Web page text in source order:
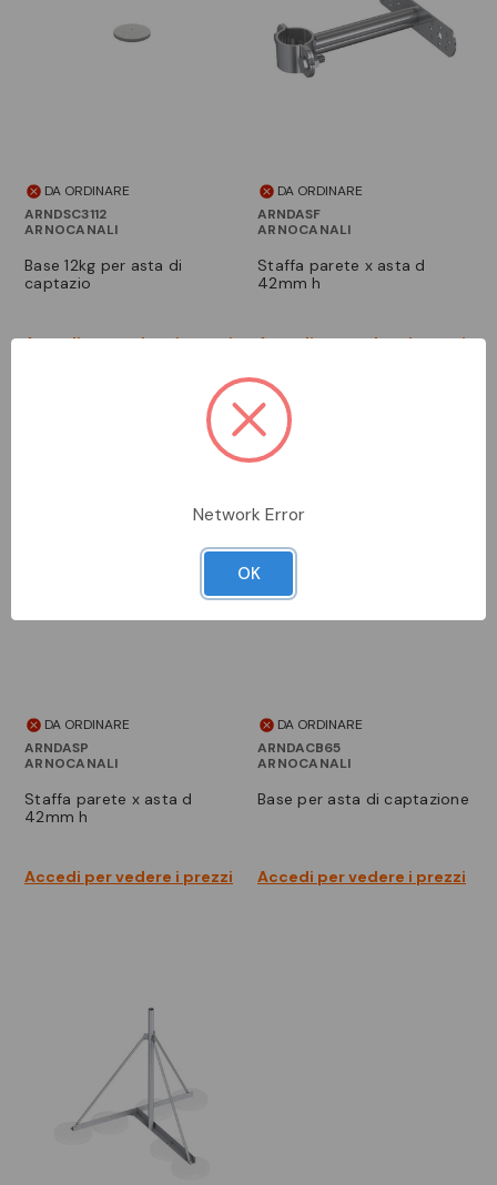
DA ORDINARE
ARNDSC3112
ARNOCANALI
base 12kg per asta di
captazio
Accedi per vedere i prezzi
DA ORDINARE
ARNDASF
ARNOCANALI
staffa parete x asta d
42mm h
Accedi per vedere i prezzi
DA ORDINARE
ARNDASP
ARNOCANALI
staffa parete x asta d
42mm h
Accedi per vedere i prezzi
DA ORDINARE
ARNDACB65
ARNOCANALI
base per asta di captazione
Accedi per vedere i prezzi
Network Error
OK